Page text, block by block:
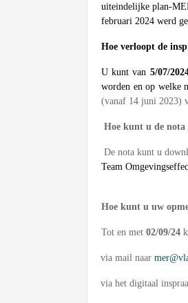
uiteindelijke plan-
februari 2024 werd
Hoe verloopt de
U kunt van 5/07/
worden en op welke
(vanaf 14 juni 2023)
Hoe kunt u de
De nota kunt u
Team
Hoe kunt u uw
Tot en met 02/09/24
via mail naar
via het digitaal